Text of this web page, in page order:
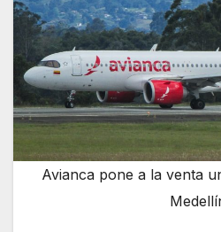
Avianca pone a la venta